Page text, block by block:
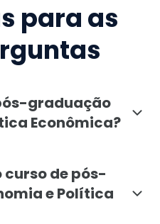
para as
graduação
Econômica?
curso de pós-
e Política